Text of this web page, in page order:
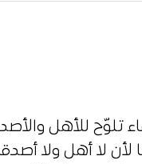
تلوّح للأهل
لا أهل ولا